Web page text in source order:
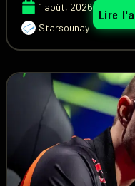
1 août, 2026
Starsounay
Lire